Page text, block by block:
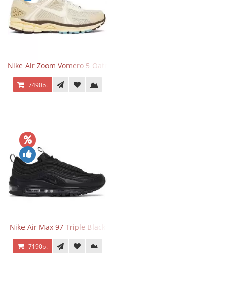
Nike Air Zoom Vomero 5 Oatmeal
7490р.
Nike Air Max 97 Triple Black
7190р.